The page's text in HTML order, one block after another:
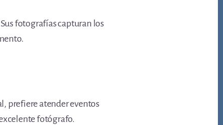
fotografías capturan los
prefiere atender eventos
fotógrafo.